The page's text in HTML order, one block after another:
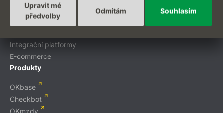
Souhlasím
Odmítám
Upravit mé
předvolby
Digitální transformace
Zakázkový vývoj
Integrační platformy
E-commerce
Produkty
OKbase
Checkbot
OKmzdy